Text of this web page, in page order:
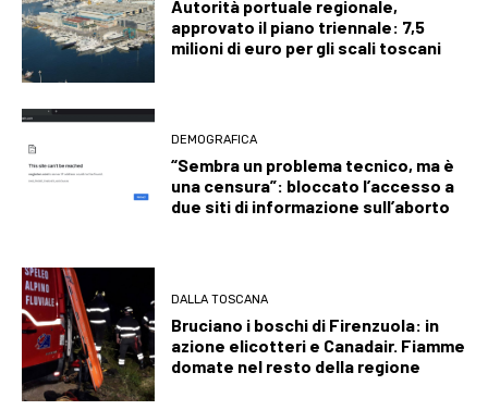
Autorità portuale regionale,
approvato il piano triennale: 7,5
milioni di euro per gli scali toscani
DEMOGRAFICA
“Sembra un problema tecnico, ma è
una censura”: bloccato l’accesso a
due siti di informazione sull’aborto
DALLA TOSCANA
Bruciano i boschi di Firenzuola: in
azione elicotteri e Canadair. Fiamme
domate nel resto della regione